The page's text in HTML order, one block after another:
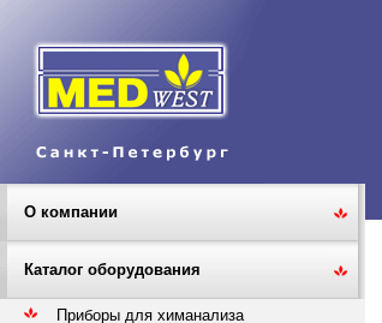
О компании
Каталог оборудования
Приборы для химанализа